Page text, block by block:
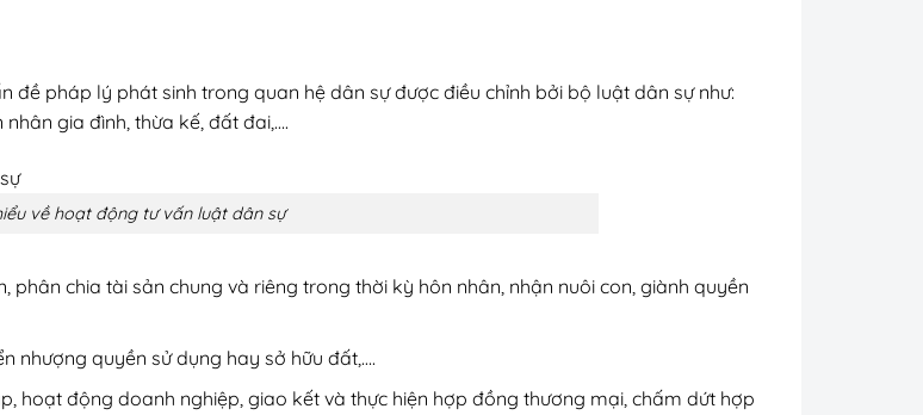
pháp lý phát sinh trong quan hệ dân sự được điều chỉnh bởi bộ luật dân sự như:
gia đình, thừa kế, đất đai,….
về hoạt động tư vấn luật dân sự
phân chia tài sản chung và riêng trong thời kỳ hôn nhân, nhận nuôi con, giành quyền
nhượng quyền sử dụng hay sở hữu đất,….
hoạt động doanh nghiệp, giao kết và thực hiện hợp đồng thương mại, chấm dứt hợp